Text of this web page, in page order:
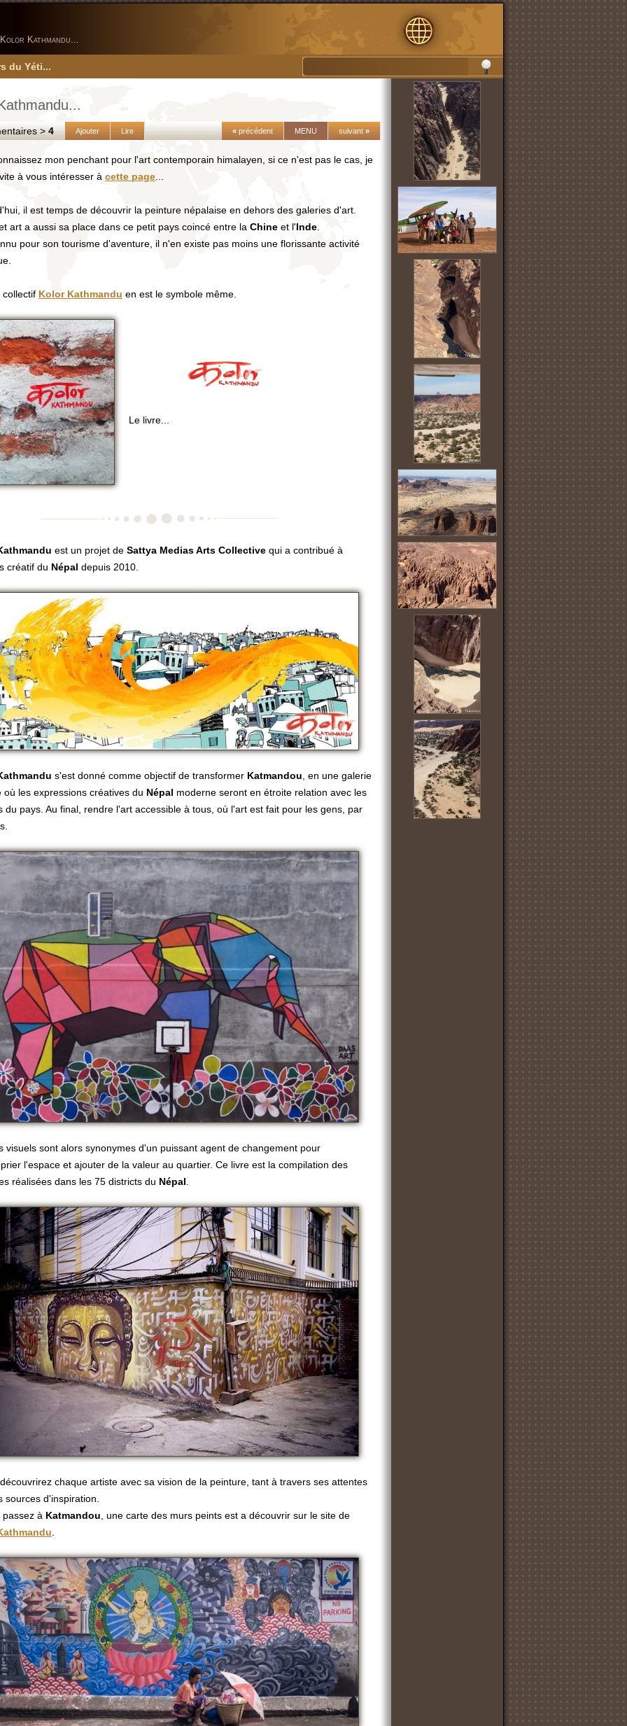
Kolor Kathmandu...
du Yéti...
>4 Ajouter Lire suivant »
MENU
« précédent
mon penchant pour l'art contemporain himalayen, si ce n'est pas le cas, je
à vous intéresser à cette page
il est temps de découvrir la peinture népalaise en dehors des galeries d'art.
art a aussi sa place dans ce petit pays coincé entre la Chine et l'Inde
pour son tourisme d'aventure, il n'en existe pas moins une florissante activité
collectif Kolor Kathmandu en est le symbole même.
Le livre...
est un projet de Sattya Medias Arts Collective qui a contribué à
créatif du Népal depuis 2010.
s'est donné comme objectif de transformer Katmandou , en une galerie
où les expressions créatives du Népal moderne seront en étroite relation avec les
du pays. Au final, rendre l'art accessible à tous, où l'art est fait pour les gens, par
visuels sont alors synonymes d'un puissant agent de changement pour
l'espace et ajouter de la valeur au quartier. Ce livre est la compilation des
réalisées dans les 75 districts du Népal
chaque artiste avec sa vision de la peinture, tant à travers ses attentes
sources d'inspiration.
passez à Katmandou , une carte des murs peints est a découvrir sur le site de